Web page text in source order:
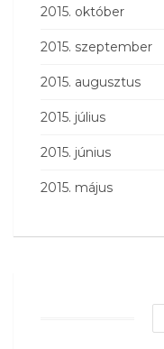
2015. október
2015. szeptember
2015. augusztus
2015. július
2015. június
2015. május